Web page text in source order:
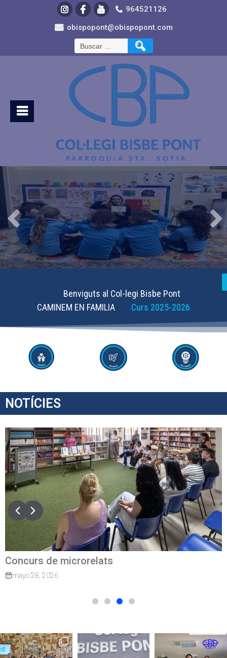
964521126
obispopont@obispopont.com
Benviguts al Col-legi Bisbe Pont
CAMINEM EN FAMILIA Curs 2025-2026
NOTÍCIES
Concurs de microrelats
mayo 28, 2026